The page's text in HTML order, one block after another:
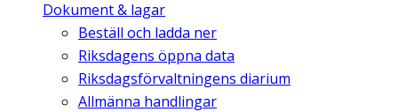
Dokument & lagar
Beställ och ladda ner
Riksdagens öppna data
Riksdagsförvaltningens diarium
Allmänna handlingar